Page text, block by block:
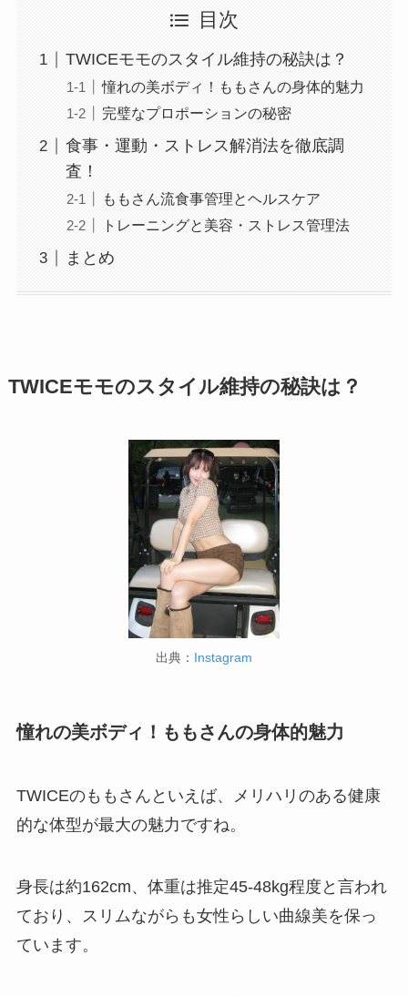
目次
TWICEモモのスタイル維持の秘訣は？
憧れの美ボディ！ももさんの身体的魅力
完璧なプロポーションの秘密
食事・運動・ストレス解消法を徹底調
査！
ももさん流食事管理とヘルスケア
トレーニングと美容・ストレス管理法
まとめ
TWICEモモのスタイル維持の秘訣は？
出典： Instagram
憧れの美ボディ！ももさんの身体的魅力
TWICEのももさんといえば、メリハリのある健康
的な体型が最大の魅力ですね。
身長は約162cm、体重は推定45-48kg程度と言われ
ており、スリムながらも女性らしい曲線美を保っ
ています。